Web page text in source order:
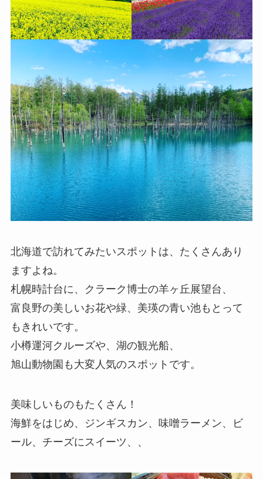
北海道で訪れてみたいスポットは、たくさんあり
ますよね。
札幌時計台に、クラーク博士の羊ヶ丘展望台、
富良野の美しいお花や緑、美瑛の青い池もとって
もきれいです。
小樽運河クルーズや、湖の観光船、
旭山動物園も大変人気のスポットです。
美味しいものもたくさん！
海鮮をはじめ、ジンギスカン、味噌ラーメン、ビ
ール、チーズにスイーツ、、